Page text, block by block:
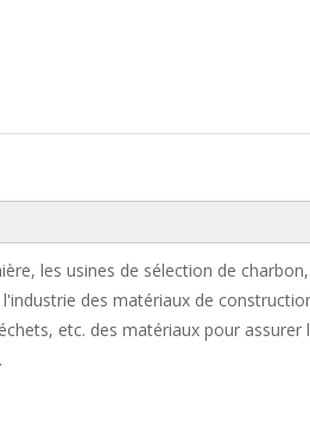
les usines de sélection de
des matériaux de
etc. des matériaux pour assurer